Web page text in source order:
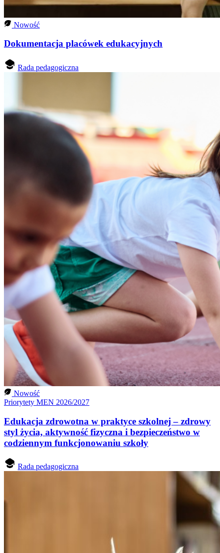
Nowość
Dokumentacja placówek edukacyjnych
Rada pedagogiczna
Nowość
Priorytety MEN 2026/2027
Edukacja zdrowotna w praktyce szkolnej – zdrowy
styl życia, aktywność fizyczna i bezpieczeństwo w
codziennym funkcjonowaniu szkoły
Rada pedagogiczna